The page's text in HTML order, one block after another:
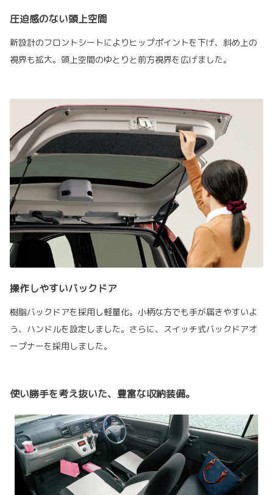
圧迫感のない頭上空間
新設計のフロントシートによりヒップポイントを下げ、斜め上の
視界も拡大。頭上空間のゆとりと前方視界を広げました。
操作しやすいバックドア
樹脂バックドアを採用し軽量化。小柄な方でも手が届きやすいよ
う、ハンドルを設定しました。さらに、スイッチ式バックドアオ
ープナーを採用しました。
使い勝手を考え抜いた、豊富な収納装備。